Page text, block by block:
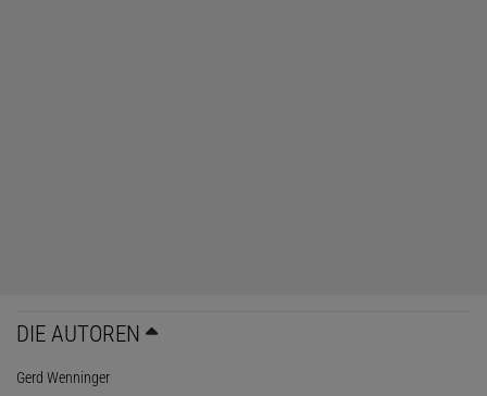
DIE AUTOREN
Gerd Wenninger